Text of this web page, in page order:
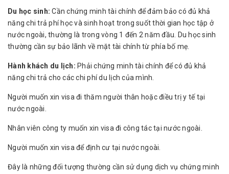
Du học sinh:Cần chứng minh tài chính để đảm bảo có đủ khả
năng chi trả phí học và sinh hoạt trong suốt thời gian học tập ở
nước ngoài, thường là trong vòng 1 đến 2 năm đầu. Du học sinh
thường cần sự bảo lãnh về mặt tài chính từ phía bố mẹ.
Hành khách du lịch: Phải chứng minh tài chính để có đủ khả
năng chi trả cho các chi phí du lịch của mình.
Người muốn xin visa đi thăm người thân hoặc điều trị y tế tại
nước ngoài.
Nhân viên công ty muốn xin visa đi công tác tại nước ngoài.
Người muốn xin visa để định cư tại nước ngoài.
Đây là những đối tượng thường cần sử dụng dịch vụ chứng minh